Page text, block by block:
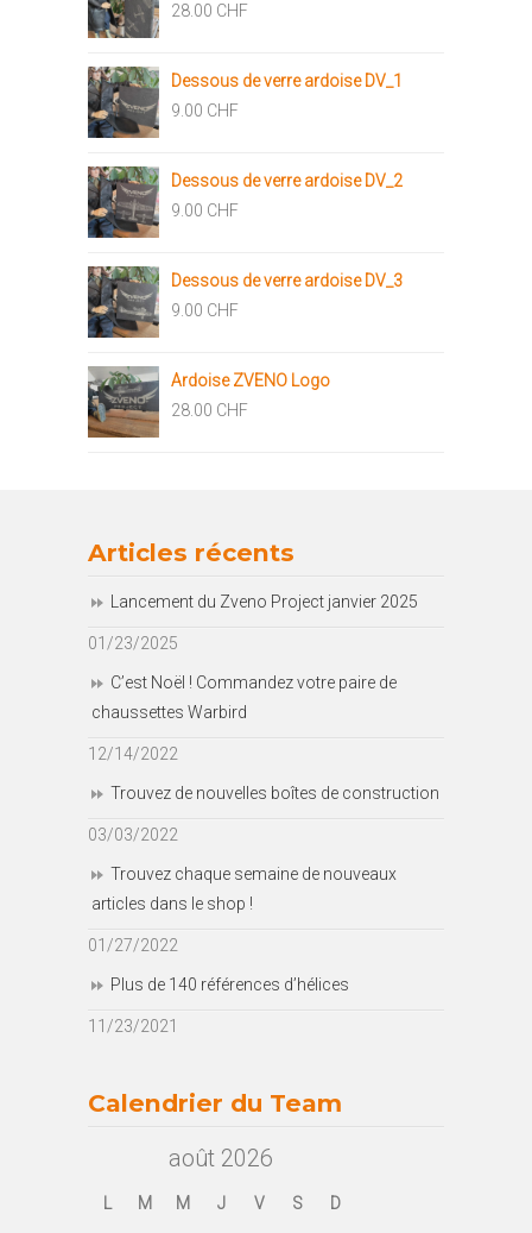
28.00 CHF
Dessous de verre ardoise DV_1
9.00 CHF
Dessous de verre ardoise DV_2
9.00 CHF
Dessous de verre ardoise DV_3
9.00 CHF
Ardoise ZVENO Logo
28.00 CHF
Articles récents
Lancement du Zveno Project janvier 2025
01/23/2025
C’est Noël ! Commandez votre paire de
chaussettes Warbird
12/14/2022
Trouvez de nouvelles boîtes de construction
03/03/2022
Trouvez chaque semaine de nouveaux
articles dans le shop !
01/27/2022
Plus de 140 références d’hélices
11/23/2021
Calendrier du Team
août 2026
L M M J V S
D